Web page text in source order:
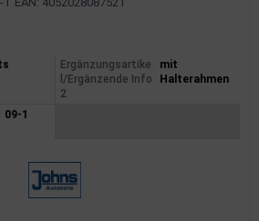
Ergänzungsartike
l/Ergänzende Info
2
mit
Halterahmen
09-1